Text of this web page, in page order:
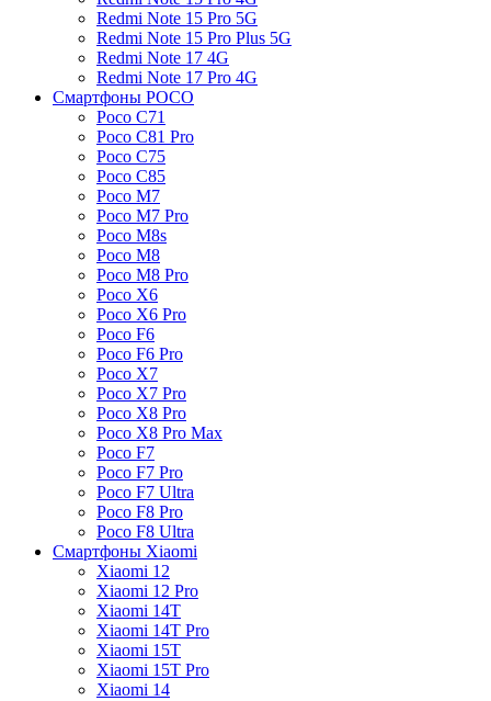
Redmi Note 15 Pro 5G
Redmi Note 15 Pro Plus 5G
Redmi Note 17 4G
Redmi Note 17 Pro 4G
Смартфоны POCO
Poco C71
Poco C81 Pro
Poco C75
Poco C85
Poco M7
Poco M7 Pro
Poco M8s
Poco M8
Poco M8 Pro
Poco X6
Poco X6 Pro
Poco F6
Poco F6 Pro
Poco X7
Poco X7 Pro
Poco X8 Pro
Poco X8 Pro Max
Poco F7
Poco F7 Pro
Poco F7 Ultra
Poco F8 Pro
Poco F8 Ultra
Смартфоны Xiaomi
Xiaomi 12
Xiaomi 12 Pro
Xiaomi 14T
Xiaomi 14T Pro
Xiaomi 15T
Xiaomi 15T Pro
Xiaomi 14